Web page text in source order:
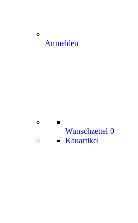
Anmelden
Wunschzettel 0
Kauartikel